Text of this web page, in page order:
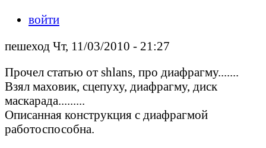
войти
пешеход Чт, 11/03/2010 - 21:27
Прочел статью от shlans, про диафрагму.......
Взял маховик, сцепуху, диафрагму, диск
маскарада.........
Описанная конструкция с диафрагмой
работоспособна.